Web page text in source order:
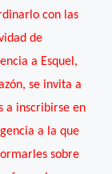
con las
de
a Esquel,
se invita a
a inscribirse en
a la que
sobre